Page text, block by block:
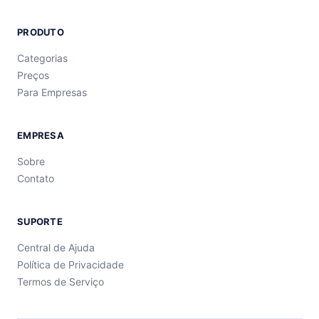
PRODUTO
Categorias
Preços
Para Empresas
EMPRESA
Sobre
Contato
SUPORTE
Central de Ajuda
Política de Privacidade
Termos de Serviço